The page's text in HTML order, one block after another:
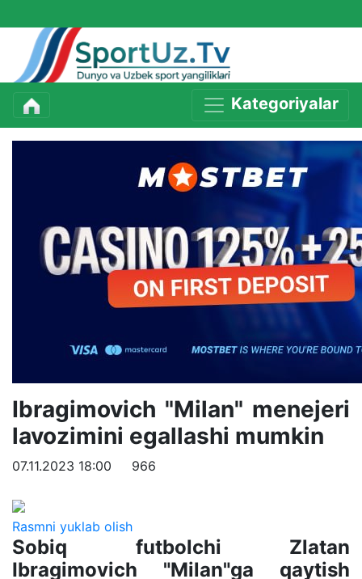
Kategoriyalar
Ibragimovich "Milan" menejeri
lavozimini egallashi mumkin
07.11.2023 18:00 966
Rasmni yuklab olish
Sobiq futbolchi Zlatan
Ibragimovich "Milan"ga qaytish